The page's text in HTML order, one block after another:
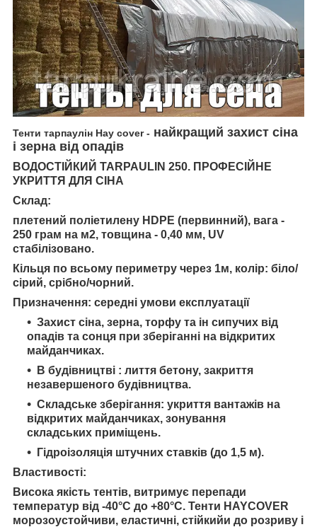
Тенти тарпаулін Hay cover- найкращий захист сіна
і зерна від опадів
ВОДОСТІЙКИЙ TARPAULIN 250. ПРОФЕСІЙНЕ
УКРИТТЯ ДЛЯ СІНА
Склад:
плетений поліетилену HDPE (первинний), вага -
250 грам на м2, товщина - 0,40 мм, UV
стабілізовано.
Кільця по всьому периметру через 1м, колір: біло/
сірий, срібно/чорний.
Призначення: середні умови експлуатації
Захист сіна, зерна, торфу та ін сипучих від
опадів та сонця при зберіганні на відкритих
майданчиках.
В будівництві : лиття бетону, закриття
незавершеного будівництва.
Складське зберігання: укриття вантажів на
відкритих майданчиках, зонування
складських приміщень.
Гідроізоляція штучних ставків (до 1,5 м).
Властивості:
Висока якість тентів, витримує перепади
температур від -40°С до +80°С. Тенти HAYCOVER
морозоустойчиви, еластичні, стійкийи до розриву і